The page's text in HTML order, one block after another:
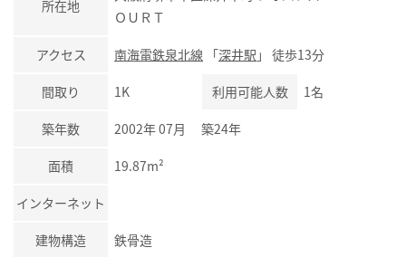
所在地
ＯＵＲＴ
アクセス 南海電鉄泉北線 「深井駅 」 徒歩13分
間取り 1K 利用可能人数 1名
築年数 2002年 07月 築24年
面積 19.87m²
インターネット
建物構造 鉄骨造